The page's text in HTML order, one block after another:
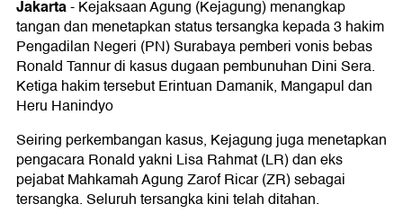
Jakarta-Kejaksaan Agung (Kejagung) menangkap
tangan dan menetapkan status tersangka kepada 3 hakim
Pengadilan Negeri (PN) Surabaya pemberi vonis bebas
Ronald Tannur di kasus dugaan pembunuhan Dini Sera.
Ketiga hakim tersebut Erintuan Damanik, Mangapul dan
Heru Hanindyo
Seiring perkembangan kasus, Kejagung juga menetapkan
pengacara Ronald yakni Lisa Rahmat (LR) dan eks
pejabat Mahkamah Agung Zarof Ricar (ZR) sebagai
tersangka. Seluruh tersangka kini telah ditahan.